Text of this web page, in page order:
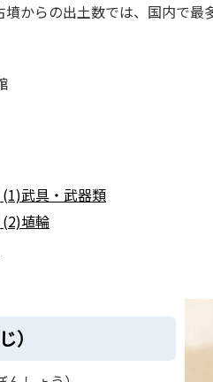
からの出土数では、国内で最
武具・武器類
埴輪
）